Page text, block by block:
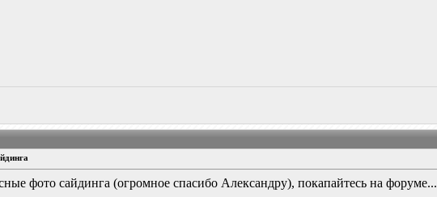
фото сайдинга (огромное спасибо Александру), покапайтесь на форуме...